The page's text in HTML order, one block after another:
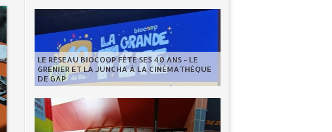
LE RÉSEAU BIOCOOP FÊTE SES 40 ANS - LE
GRENIER ET LA JUNCHA À LA CINÉMATHÈQUE
DE GAP